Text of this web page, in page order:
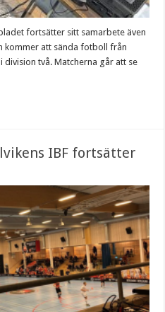
fortsätter sitt samarbete även
kommer att sända fotboll från
division två. Matcherna går att se
IBF fortsätter